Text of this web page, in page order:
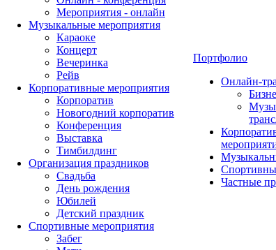
Мероприятия - онлайн
Музыкальные мероприятия
Караоке
Концерт
Вечеринка
Рейв
Корпоративные мероприятия
Корпоратив
Новогодний корпоратив
Конференция
Выставка
Тимбилдинг
Организация праздников
Свадьба
День рождения
Юбилей
Детский праздник
Спортивные мероприятия
Забег
Портфолио
Онлайн-
Частные